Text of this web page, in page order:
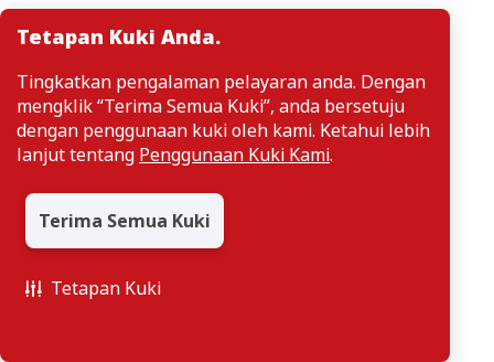
Tetapan Kuki Anda.
Tingkatkan pengalaman pelayaran anda. Dengan
mengklik “Terima Semua Kuki”, anda bersetuju
dengan penggunaan kuki oleh kami. Ketahui lebih
lanjut tentang Penggunaan Kuki Kami.
Terima Semua Kuki
Tetapan Kuki